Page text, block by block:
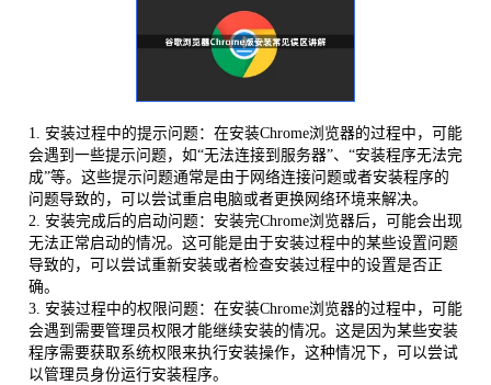
1. 安装过程中的提示问题：在安装Chrome浏览器的过程中，可能
会遇到一些提示问题，如“无法连接到服务器”、“安装程序无法完
成”等。这些提示问题通常是由于网络连接问题或者安装程序的
问题导致的，可以尝试重启电脑或者更换网络环境来解决。
2. 安装完成后的启动问题：安装完Chrome浏览器后，可能会出现
无法正常启动的情况。这可能是由于安装过程中的某些设置问题
导致的，可以尝试重新安装或者检查安装过程中的设置是否正
确。
3. 安装过程中的权限问题：在安装Chrome浏览器的过程中，可能
会遇到需要管理员权限才能继续安装的情况。这是因为某些安装
程序需要获取系统权限来执行安装操作，这种情况下，可以尝试
以管理员身份运行安装程序。